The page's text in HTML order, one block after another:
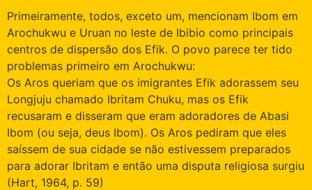
Primeiramente, todos, exceto um, mencionam Ibom em
Arochukwu e Uruan no leste de Ibibio como principais
centros de dispersão dos Efik. O povo parece ter tido
problemas primeiro em Arochukwu:
Os Aros queriam que os imigrantes Efik adorassem seu
Longjuju chamado Ibritam Chuku, mas os Efik
recusaram e disseram que eram adoradores de Abasi
Ibom (ou seja, deus Ibom). Os Aros pediram que eles
saíssem de sua cidade se não estivessem preparados
para adorar Ibritam e então uma disputa religiosa surgiu
(Hart, 1964, p. 59)